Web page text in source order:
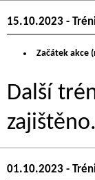
15.10.2023 -
Začátek akce
Další
zajištěno.
01.10.2023 -